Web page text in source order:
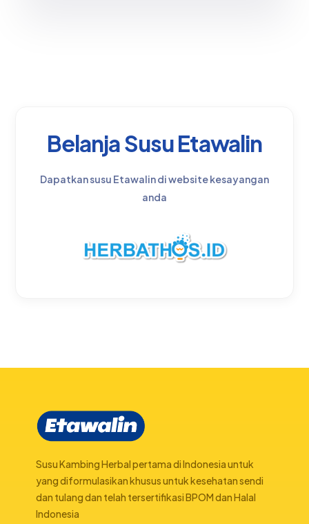
Belanja Susu Etawalin
Dapatkan susu Etawalin di website kesayangan
anda
Susu Kambing Herbal pertama di Indonesia untuk
yang diformulasikan khusus untuk kesehatan sendi
dan tulang dan telah tersertifikasi BPOM dan Halal
Indonesia